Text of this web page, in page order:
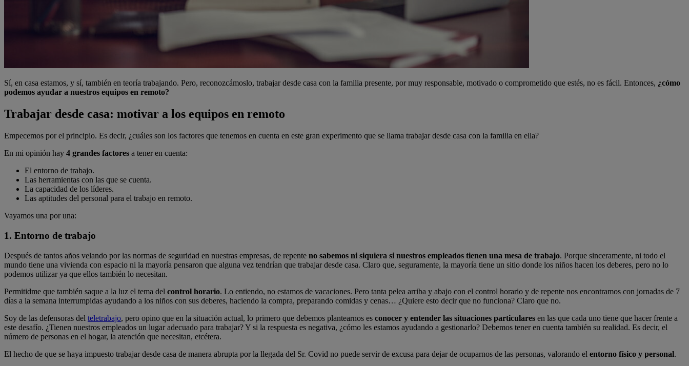
Sí, en casa estamos, y sí, también en teoría trabajando. Pero, reconozcámoslo, trabajar desde casa con la familia presente, por muy responsable, motivado o comprometido que estés, no es fácil. Entonces, ¿cómo
podemos ayudar a nuestros equipos en remoto?
Trabajar desde casa: motivar a los equipos en remoto
Empecemos por el principio. Es decir, ¿cuáles son los factores que tenemos en cuenta en este gran experimento que se llama trabajar desde casa con la familia en ella?
En mi opinión hay 4 grandes factores a tener en cuenta:
El entorno de trabajo.
Las herramientas con las que se cuenta.
La capacidad de los líderes.
Las aptitudes del personal para el trabajo en remoto.
Vayamos una por una:
1. Entorno de trabajo
Después de tantos años velando por las normas de seguridad en nuestras empresas, de repente no sabemos ni siquiera si nuestros empleados tienen una mesa de trabajo. Porque sinceramente, ni todo el
mundo tiene una vivienda con espacio ni la mayoría pensaron que alguna vez tendrían que trabajar desde casa. Claro que, seguramente, la mayoría tiene un sitio donde los niños hacen los deberes, pero no lo
podemos utilizar ya que ellos también lo necesitan.
Permitidme que también saque a la luz el tema del control horario. Lo entiendo, no estamos de vacaciones. Pero tanta pelea arriba y abajo con el control horario y de repente nos encontramos con jornadas de 7
días a la semana interrumpidas ayudando a los niños con sus deberes, haciendo la compra, preparando comidas y cenas… ¿Quiere esto decir que no funciona? Claro que no.
Soy de las defensoras del teletrabajo, pero opino que en la situación actual, lo primero que debemos plantearnos es conocer y entender las situaciones particulares en las que cada uno tiene que hacer frente a
este desafío. ¿Tienen nuestros empleados un lugar adecuado para trabajar? Y si la respuesta es negativa, ¿cómo les estamos ayudando a gestionarlo? Debemos tener en cuenta también su realidad. Es decir, el
número de personas en el hogar, la atención que necesitan, etcétera.
El hecho de que se haya impuesto trabajar desde casa de manera abrupta por la llegada del Sr. Covid no puede servir de excusa para dejar de ocuparnos de las personas, valorando el entorno físico y personal.